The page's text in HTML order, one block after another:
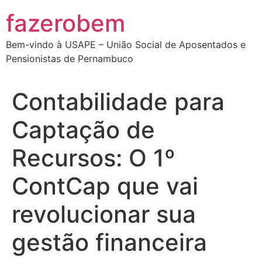
para
conteúdo
fazerobem
Bem-vindo à USAPE – União Social de Aposentados e
Pensionistas de Pernambuco
Contabilidade para
Captação de
Recursos: O 1º
ContCap que vai
revolucionar sua
gestão financeira